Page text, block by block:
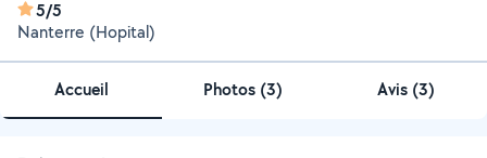
5/5
Nanterre (Hopital)
Accueil Photos (3) Avis (3)